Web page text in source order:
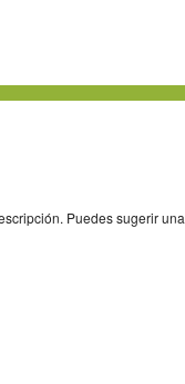
Puedes sugerir una